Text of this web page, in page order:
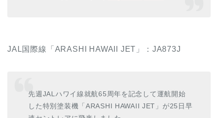
JAL国際線「ARASHI HAWAII JET」：JA873J
先週JALハワイ線就航65周年を記念して運航開始
した特別塗装機「ARASHI HAWAII JET」が25日早